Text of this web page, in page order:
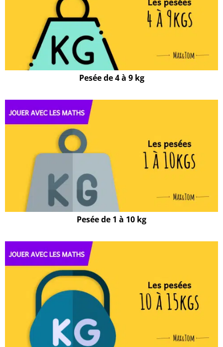
Pesée de 4 à 9 kg
Pesée de 1 à 10 kg